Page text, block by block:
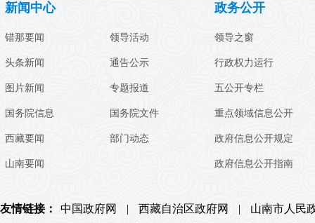
新闻中心
错那要闻
头条新闻
图片新闻
国务院信息
西藏要闻
山南要闻
领导活动
通告公示
专题报道
国务院文件
部门动态
政务公开
领导之窗
行政权力运行
五公开专栏
重点领域信息公开
政府信息公开规定
政府信息公开指南
友情链接： 中国政府网 西藏自治区政府网
山南市人民